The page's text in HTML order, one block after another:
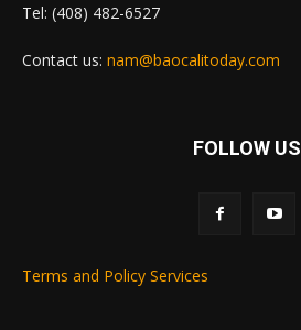
Tel: (408) 482-6527
Contact us: nam@baocalitoday.com
FOLLOW US
Terms and Policy Services